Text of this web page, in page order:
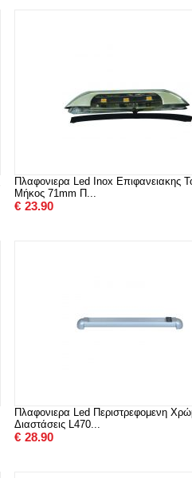
Πλαφονιερα Led Inox Επιφανειακης
Μήκος 71mm Π...
€ 23.90
Πλαφονιερα Led Περιστρεφομενη
Διαστάσεις L470...
€ 28.90